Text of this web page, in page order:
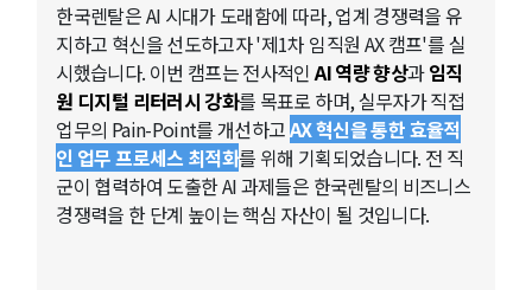
한국렌탈은 AI 시대가 도래함에 따라, 업계 경쟁력을 유
지하고 혁신을 선도하고자 '제1차 임직원 AX 캠프'를 실
시했습니다. 이번 캠프는 전사적인 AI 역량 향상과임직
원 디지털 리터러시 강화를 목표로 하며, 실무자가 직접
업무의 Pain-Point를 개선하고AX 혁신을 통한 효율적
인 업무 프로세스 최적화를 위해 기획되었습니다. 전 직
군이 협력하여 도출한 AI 과제들은 한국렌탈의 비즈니스
경쟁력을 한 단계 높이는 핵심 자산이 될 것입니다.